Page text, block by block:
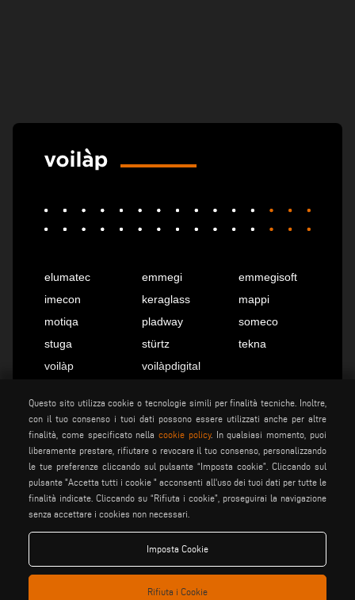
elumatec emmegi
emmegisoft
imecon
keraglass
mappi
motiqa
pladway
someco
stuga
stürtz
tekna
voilàp
voilàpdigital
Italiano info@tekna.it
be the change
condizioni generali di
Questo sito utilizza cookie o tecnologie simili per finalità tecniche. Inoltre,
con il tuo consenso i tuoi dati possono essere utilizzati anche per altre
finalità, come specificato nellacookie policy. In qualsiasi momento, puoi
liberamente prestare, rifiutare o revocare il tuo consenso, personalizzando
le tue preferenze cliccando sul pulsante “Imposta cookie”. Cliccando sul
pulsante "Accetta tutti i cookie " acconsenti all'uso dei tuoi dati per tutte le
finalità indicate. Cliccando su “Rifiuta i cookie”, proseguirai la navigazione
senza accettare i cookies non necessari.
Imposta Cookie
Rifiuta i Cookie